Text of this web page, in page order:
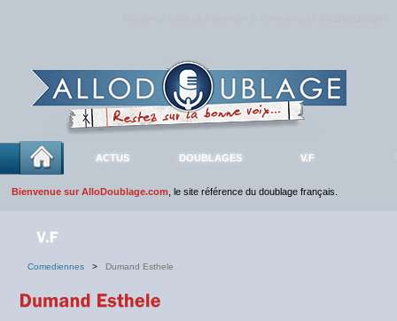
ACTUS DOUBLAGES V.F
Bienvenue sur AlloDoublage.com , le site référence du doublage français.
Comediennes > Dumand Esthele